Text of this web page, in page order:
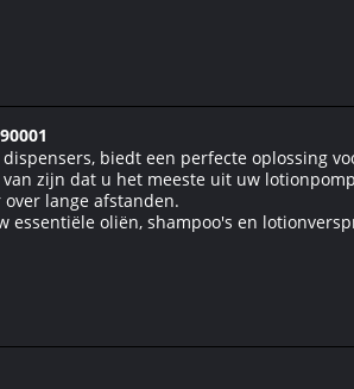
biedt een perfecte oplossing
zijn dat u het meeste uit uw
lange afstanden.
essentiële oliën, shampoo's en